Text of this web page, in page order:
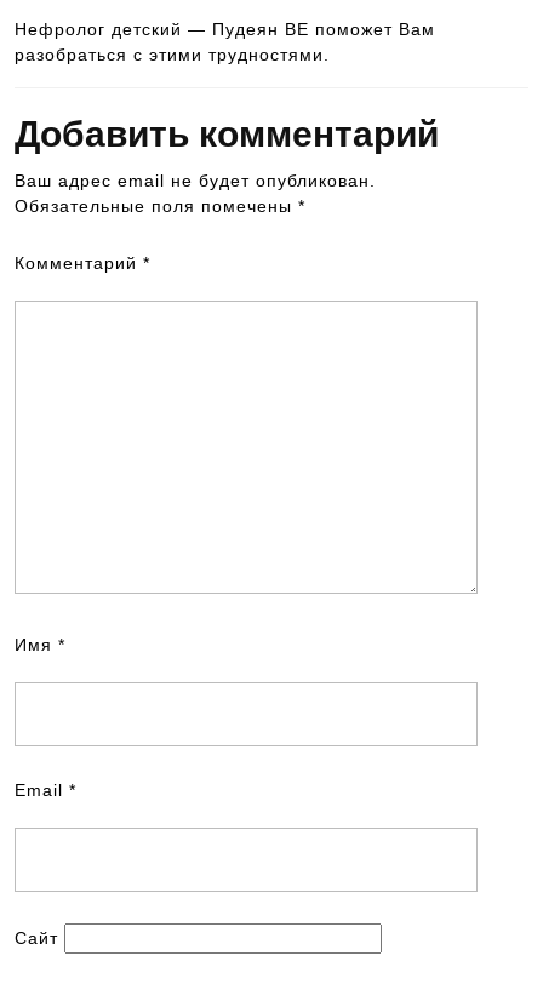
Нефролог детский — Пудеян ВЕ поможет Вам
разобраться с этими трудностями.
Добавить комментарий
Ваш адрес email не будет опубликован.
Обязательные поля помечены *
Комментарий *
Имя *
Email *
Сайт